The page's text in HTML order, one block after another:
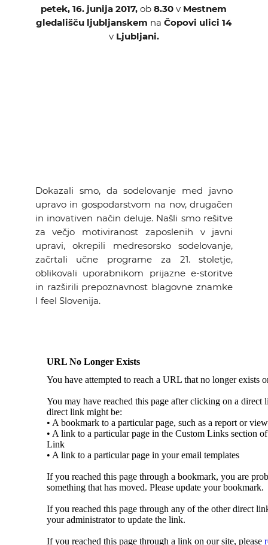
petek, 16. junija 2017,ob 8.30v Mestnem
gledališču ljubljanskem na Čopovi ulici 14
v Ljubljani.
Dokazali smo, da sodelovanje med javno
upravo in gospodarstvom na nov, drugačen
in inovativen način deluje. Našli smo rešitve
za večjo motiviranost zaposlenih v javni
upravi, okrepili medresorsko sodelovanje,
začrtali učne programe za 21. stoletje,
oblikovali uporabnikom prijazne e-storitve
in razširili prepoznavnost blagovne znamke
I feel Slovenija.